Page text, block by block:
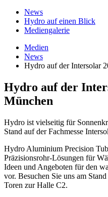
News
Hydro auf einen Blick
Mediengalerie
Medien
News
Hydro auf der Intersolar
Hydro auf der
München
Hydro ist vielseitig für
Stand auf der Fachmesse
Hydro Aluminium Precision
Präzisionsrohr-Lösungen für
Ideen und Angeboten für den
vor. Besuchen Sie uns am
Toren zur Halle C2.